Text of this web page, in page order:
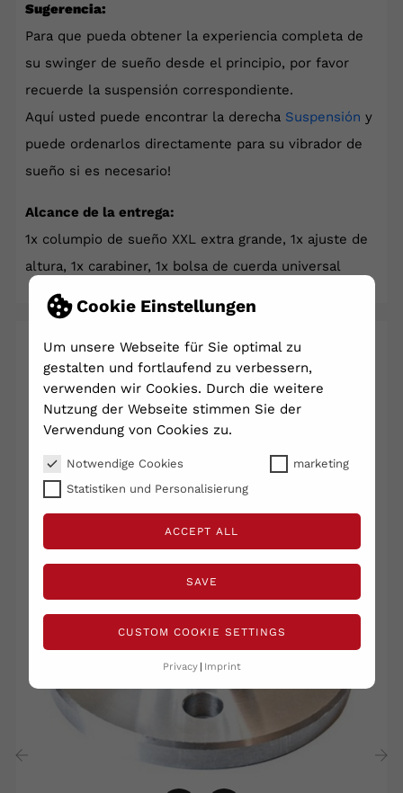
Cookie Einstellungen
Um unsere Webseite für Sie optimal zu
gestalten und fortlaufend zu verbessern,
verwenden wir Cookies. Durch die weitere
Nutzung der Webseite stimmen Sie der
Verwendung von Cookies zu.
Notwendige Cookies
marketing
Statistiken und Personalisierung
ACCEPT ALL
SAVE
CUSTOM COOKIE SETTINGS
Privacy Imprint
Sugerencia:
Para que pueda obtener la experiencia completa de
su swinger de sueño desde el principio, por favor
recuerde la suspensión correspondiente.
Aquí usted puede encontrar la derecha Suspensión y
puede ordenarlos directamente para su vibrador de
sueño si es necesario!
Alcance de la entrega:
1x columpio de sueño XXL extra grande, 1x ajuste de
altura, 1x carabiner, 1x bolsa de cuerda universal
TAMBIÉN PODRÍA GUSTARTE